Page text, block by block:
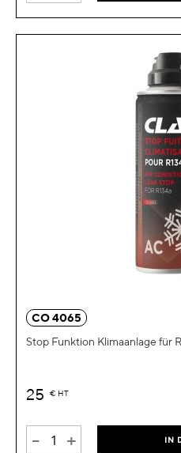
CO 4065
Stop Funktion Klimaanlage für
25 € HT
- + IN